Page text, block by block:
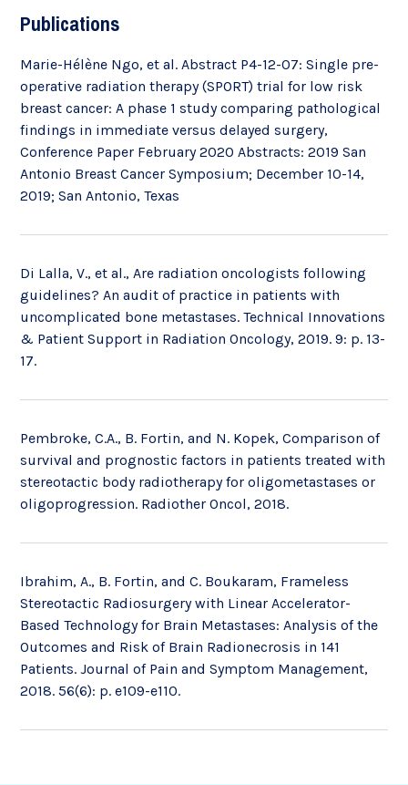
Publications
Marie-Hélène Ngo, et al. Abstract P4-12-07: Single pre-
operative radiation therapy (SPORT) trial for low risk
breast cancer: A phase 1 study comparing pathological
findings in immediate versus delayed surgery,
Conference Paper February 2020 Abstracts: 2019 San
Antonio Breast Cancer Symposium; December 10-14,
2019; San Antonio, Texas
Di Lalla, V., et al., Are radiation oncologists following
guidelines? An audit of practice in patients with
uncomplicated bone metastases. Technical Innovations
& Patient Support in Radiation Oncology, 2019. 9: p. 13-
17.
Pembroke, C.A., B. Fortin, and N. Kopek, Comparison of
survival and prognostic factors in patients treated with
stereotactic body radiotherapy for oligometastases or
oligoprogression. Radiother Oncol, 2018.
Ibrahim, A., B. Fortin, and C. Boukaram, Frameless
Stereotactic Radiosurgery with Linear Accelerator-
Based Technology for Brain Metastases: Analysis of the
Outcomes and Risk of Brain Radionecrosis in 141
Patients. Journal of Pain and Symptom Management,
2018. 56(6): p. e109-e110.